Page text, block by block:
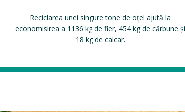
Reciclarea unei singure tone de oțel ajută la
economisirea a 1136 kg de fier, 454 kg de cărbune și
18 kg de calcar.